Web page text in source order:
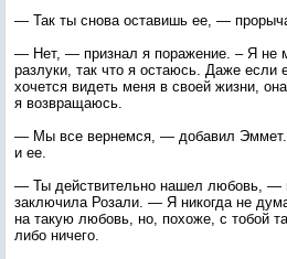
— Так ты снова оставишь ее, —
— Нет, — признал я поражение. – Я не
разлуки, так что я остаюсь. Даже если
хочется видеть меня в своей жизни,
я возвращаюсь.
— Мы все вернемся, — добавил
и ее.
— Ты действительно нашел любовь, —
заключила Розали. — Я никогда не
на такую любовь, но, похоже, с тобой
либо ничего.